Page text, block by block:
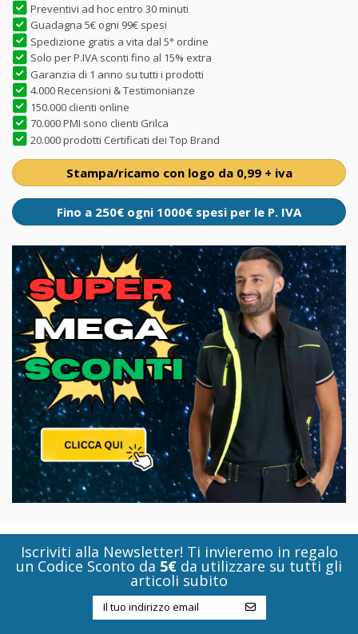
Preventivi ad hoc entro 30 minuti
Guadagna 5€ ogni 99€ spesi
Spedizione gratis a vita dal 5° ordine
Solo per P.IVA sconti fino al 15% extra
Garanzia di 1 anno su tutti i prodotti
4.000 Recensioni & Testimonianze
150.000 clienti online
70.000 PMI sono clienti Grilca
20.000 prodotti Certificati dei Top Brand
Stampa/ricamo con logo da 0,99 + iva
Fino a 250€ ogni 1000€ spesi per le P. IVA
Iscriviti alla Newsletter! Ti invieremo in regalo
un Codice Sconto da 5€ da utilizzare su tutti gli
articoli subito